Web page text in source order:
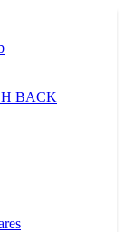
BACK